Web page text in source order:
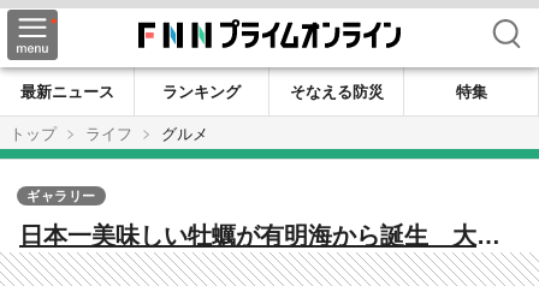
検索
最新ニュース ランキング そなえる防災
特集
トップ
ライフ グルメ
日本一美味しい牡蠣が有明海から誕生 大き
く膨らんだカキの身 濃厚な味が広がる 美
ギャラリー